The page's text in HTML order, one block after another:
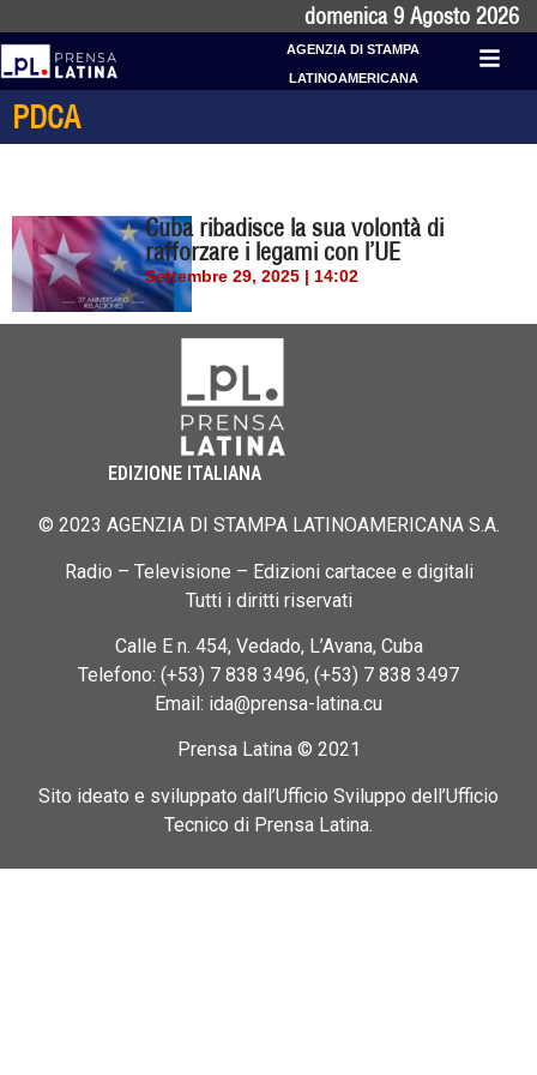
domenica 9 Agosto 2026
AGENZIA DI STAMPA
LATINOAMERICANA
PDCA
Cuba ribadisce la sua volontà di
rafforzare i legami con l’UE
Settembre 29, 2025 | 14:02
EDIZIONE ITALIANA
© 2023 AGENZIA DI STAMPA LATINOAMERICANA S.A.
Radio – Televisione – Edizioni cartacee e digitali
Tutti i diritti riservati
Calle E n. 454, Vedado, L’Avana, Cuba
Telefono: (+53) 7 838 3496, (+53) 7 838 3497
Email: ida@prensa-latina.cu
Prensa Latina © 2021
Sito ideato e sviluppato dall’Ufficio Sviluppo dell’Ufficio
Tecnico di Prensa Latina.